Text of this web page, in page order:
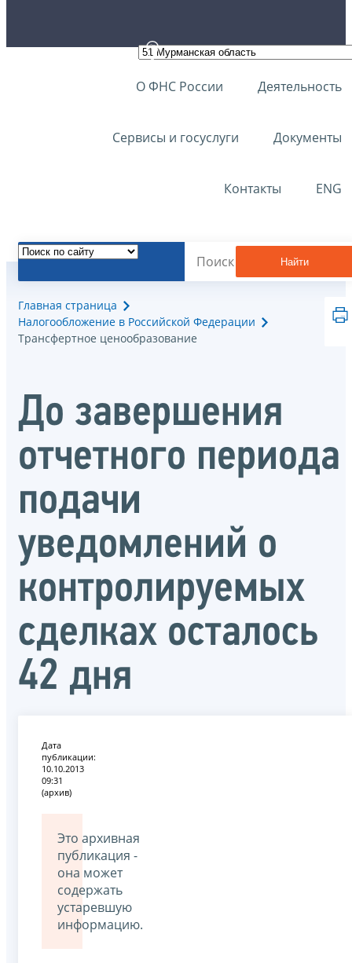
О ФНС России Деятельность
Сервисы и госуслуги Документы
Контакты ENG
Найти
Главная страница
Налогообложение в Российской Федерации
Трансфертное ценообразование
До завершения
отчетного периода
подачи
уведомлений о
контролируемых
сделках осталось
42 дня
Дата
публикации:
10.10.2013
09:31
(архив)
Это архивная
публикация -
она может
содержать
устаревшую
информацию.